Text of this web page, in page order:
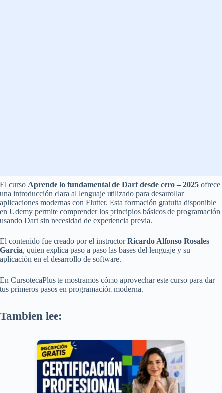
El curso Aprende lo fundamental de Dart desde cero – 2025 ofrece
una introducción clara al lenguaje utilizado para desarrollar
aplicaciones modernas con Flutter. Esta formación gratuita disponible
en Udemy permite comprender los principios básicos de programación
usando Dart sin necesidad de experiencia previa.
El contenido fue creado por el instructorRicardo Alfonso Rosales
Garcia, quien explica paso a paso las bases del lenguaje y su
aplicación en el desarrollo de software.
En CursotecaPlus te mostramos cómo aprovechar este curso para dar
tus primeros pasos en programación moderna.
Tambien lee: